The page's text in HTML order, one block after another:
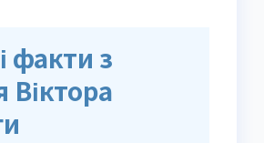
факти з
Віктора